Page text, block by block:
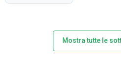
Mostra tutte le